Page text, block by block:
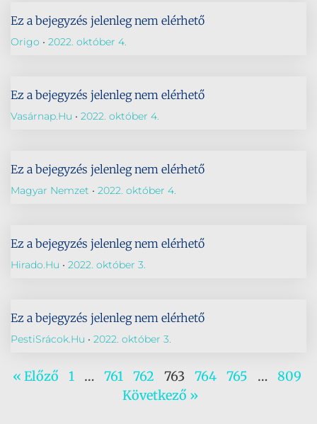
Ez a bejegyzés jelenleg nem elérhető
Origo 2022. október 4.
Ez a bejegyzés jelenleg nem elérhető
Vasárnap.hu 2022. október 4.
Ez a bejegyzés jelenleg nem elérhető
Magyar Nemzet 2022. október 4.
Ez a bejegyzés jelenleg nem elérhető
Hirado.hu 2022. október 3.
Ez a bejegyzés jelenleg nem elérhető
PestiSrácok.hu 2022. október 3.
« Előző 1 … 761 762 763 764 765 …
809
Következő »